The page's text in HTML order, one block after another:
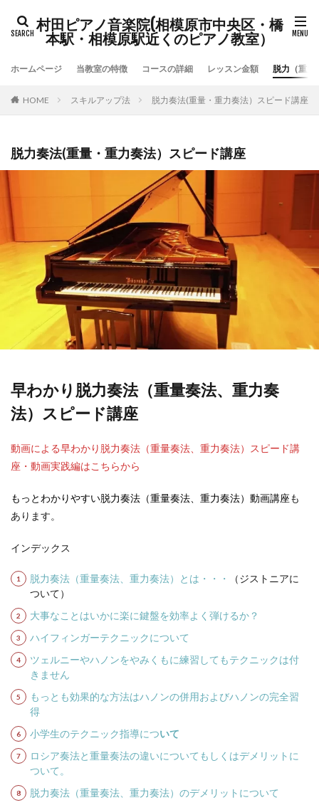
村田ピアノ音楽院(相模原市中央区・橋
本駅・相模原駅近くのピアノ教室）
ホームページ 当教室の特徴 コースの詳細 レッスン金額 脱力（重力
HOME スキルアップ法 脱力奏法(重量・重力奏法）スピード講座
脱力奏法(重量・重力奏法）スピード講座
早わかり脱力奏法（重量奏法、重力奏
法）スピード講座
動画による早わかり脱力奏法（重量奏法、重力奏法）スピード講
座・動画実践編はこちらから
もっとわかりやすい脱力奏法（重量奏法、重力奏法）動画講座も
あります。
インデックス
脱力奏法（重量奏法、重力奏法）とは・・・
（ジストニアに
ついて）
大事なことはいかに楽に鍵盤を効率よく弾けるか？
ハイフィンガーテクニックについて
ツェルニーやハノンをやみくもに練習してもテクニックは付
きません
もっとも効果的な方法はハノンの併用およびハノンの完全習
得
小学生のテクニック指導について
ロシア奏法と重量奏法の違いについてもしくはデメリットに
ついて。
脱力奏法（重量奏法、重力奏法）のデメリットについて